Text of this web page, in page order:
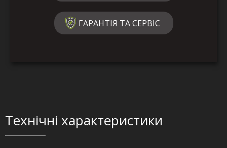
ГАРАНТІЯ ТА СЕРВІС
Технічні характеристики